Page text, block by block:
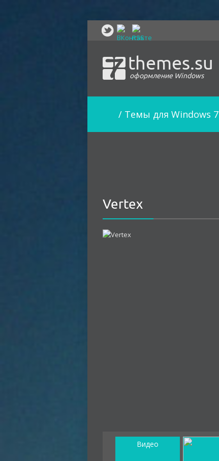
themes.su
оформление Windows
/ Темы для Windows 7
Vertex
Видео